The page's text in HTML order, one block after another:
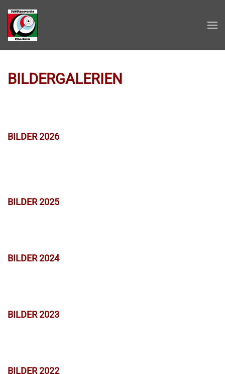
Zum Hauptinhalt springen
BILDERGALERIEN
BILDER 2026
BILDER 2025
BILDER 2024
BILDER 2023
BILDER 2022